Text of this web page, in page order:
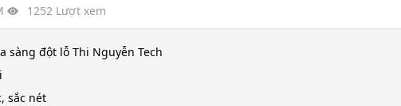
1252 Lượt xem
sàng đột lỗ Thi Nguyễn Tech
sắc nét